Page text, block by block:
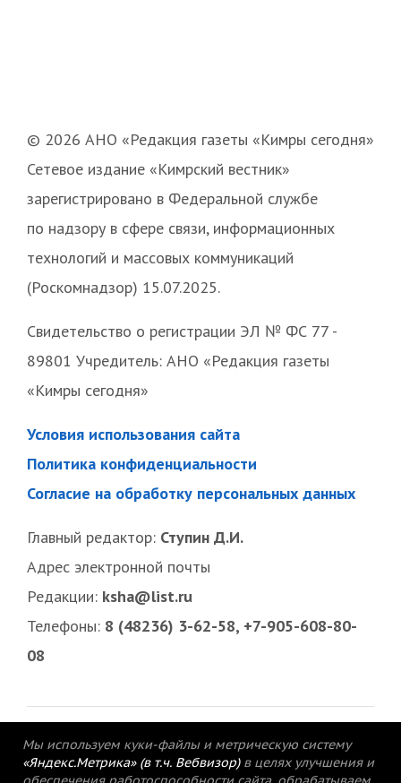
© 2026 АНО «Редакция газеты «Кимры сегодня»
Сетевое издание «Кимрский вестник»
зарегистрировано в Федеральной службе
по надзору в сфере связи, информационных
технологий и массовых коммуникаций
(Роскомнадзор) 15.07.2025.
Свидетельство о регистрации ЭЛ № ФС 77 -
89801 Учредитель: АНО «Редакция газеты
«Кимры сегодня»
Условия использования сайта
Политика конфиденциальности
Согласие на обработку персональных данных
Главный редактор: Ступин Д.И.
Адрес электронной почты
Редакции: ksha@list.ru
Телефоны: 8 (48236) 3-62-58, +7-905-608-80-
08
Мы используем куки-файлы и метрическую систему
«Яндекс.Метрика» (в т.ч. Вебвизор) в целях улучшения и